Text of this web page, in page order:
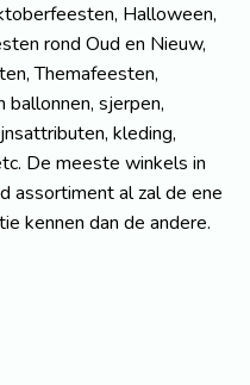
Halloween,
rond Oud en Nieuw,
Themafeesten,
ballonnen, sjerpen,
kleding,
De meeste winkels in
assortiment al zal de ene
kennen dan de andere.